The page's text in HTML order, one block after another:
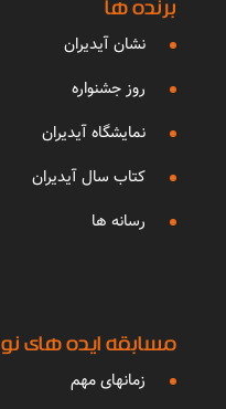
برنده ها
نشان آیدیران
روز جشنواره
نمایشگاه آیدیران
کتاب سال آیدیران
رسانه ها
مسابقه ایده های نو
زمانهای مهم